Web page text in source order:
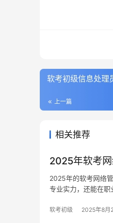
软考初级信息处理
上一篇
相关推荐
2025年软考网
2025年的软考网络
专业实力，还能在
软考初级 2025年8月